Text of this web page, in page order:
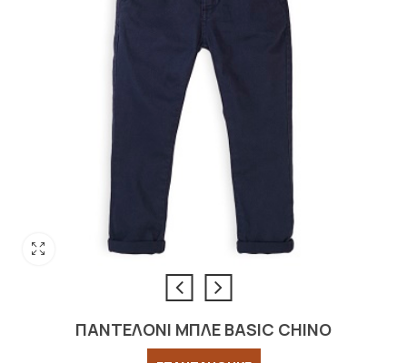
ΠΑΝΤΕΛΟΝΙ ΜΠΛΕ BASIC CHINO